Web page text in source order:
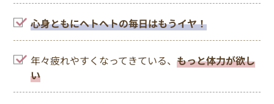
心身ともにヘトヘトの毎日はもうイヤ！
年々疲れやすくなってきている、もっと体力が欲し
い